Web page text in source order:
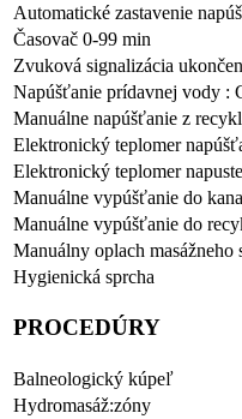
Automatické zastavenie
Časovač 0-99 min
Zvuková signalizácia
Napúšťanie prídavnej vody :
Manuálne napúšťanie z
Elektronický teplomer
Elektronický teplomer
Manuálne vypúšťanie do
Manuálne vypúšťanie do
Manuálny oplach masážneho
Hygienická sprcha
PROCEDÚRY
Balneologický kúpeľ
Hydromasáž:zóny